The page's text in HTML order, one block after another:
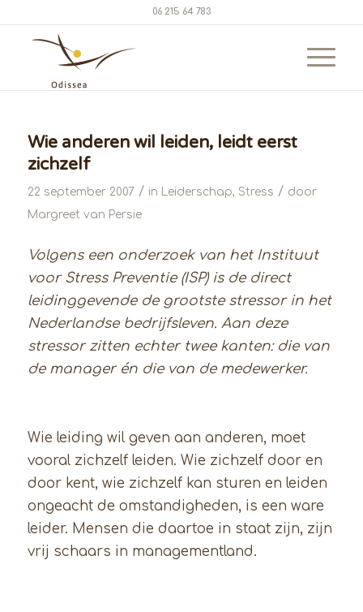
06 215 64 783
Wie anderen wil leiden, leidt eerst
zichzelf
22 september 2007 / in Leiderschap, Stress / door
Margreet van Persie
Volgens een onderzoek van het Instituut
voor Stress Preventie (ISP) is de direct
leidinggevende de grootste stressor in het
Nederlandse bedrijfsleven. Aan deze
stressor zitten echter twee kanten: die van
de manager én die van de medewerker.
Wie leiding wil geven aan anderen, moet
vooral zichzelf leiden. Wie zichzelf door en
door kent, wie zichzelf kan sturen en leiden
ongeacht de omstandigheden, is een ware
leider. Mensen die daartoe in staat zijn, zijn
vrij schaars in managementland.